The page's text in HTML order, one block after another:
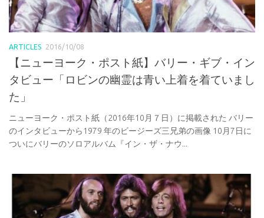
ARTICLES 2016/10/08
【ニューヨーク・ポスト紙】バリー・ギブ・イン
タビュー「ロビンの幽霊は青い上着を着ていまし
た」
ニューヨーク・ポスト紙（2016年10月７日）に掲載された バリー
のインタビューから1979 年のビージーズ三兄弟の画像 10月7日に
ついにバリーのソロアルバム『イン・ザ・ナウ...